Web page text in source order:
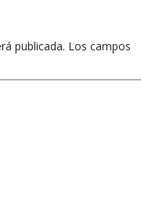
publicada. Los campos